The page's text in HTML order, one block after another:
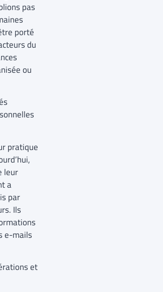
pas
porté
du
ou
pratique
leur
a
par
Ils
e-mails
et